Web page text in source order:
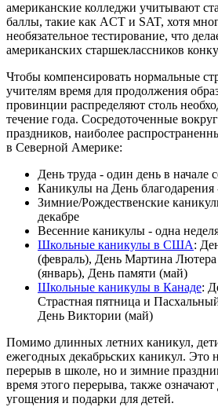
американские колледжи учитывают
баллы, такие как ACT и SAT, хотя
необязательное тестирование, что
американских старшеклассников
Чтобы компенсировать нормальные
учителям время для продолжения
провинции распределяют столь
течение года. Сосредоточенные
праздников, наиболее
в Северной Америке:
День труда - один день в начале
Каникулы на День благодарения
Зимние/Рождественские
декабре
Весенние каникулы - одна
Школьные каникулы в США:
(февраль), День Мартина
(январь), День памяти (май)
Школьные каникулы в Канаде:
Страстная пятница и
День Виктории (май)
Помимо длинных летних каникул,
ежегодных декабрьских каникул. Это
перерыв в школе, но и зимние
время этого перерыва, также
угощения и подарки для детей.